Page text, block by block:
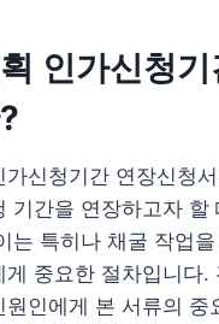
인가신청기
가신청기간 연장신청
기간을 연장하고자 할
는 특히나 채굴 작업
게 중요한 절차입니다.
원인에게 본 서류의 중